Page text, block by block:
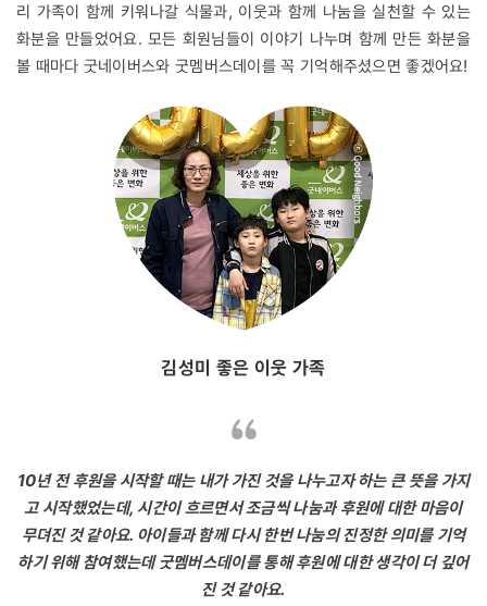
리 가족이 함께 키워나갈 식물과, 이웃과 함께 나눔을 실천할 수 있는
화분을 만들었어요. 모든 회원님들이 이야기 나누며 함께 만든 화분을
볼 때마다 굿네이버스와 굿멤버스데이를 꼭 기억해주셨으면 좋겠어요!
김성미 좋은 이웃 가족
10년 전 후원을 시작할 때는 내가 가진 것을 나누고자 하는 큰 뜻을 가지
고 시작했었는데, 시간이 흐르면서 조금씩 나눔과 후원에 대한 마음이
무뎌진 것 같아요. 아이들과 함께 다시 한번 나눔의 진정한 의미를 기억
하기 위해 참여했는데 굿멤버스데이를 통해 후원에 대한 생각이 더 깊어
진 것 같아요.